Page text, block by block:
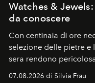
Watches &
da conoscere
Con centinaia di ore
selezione delle pietre
sera rendono
cognizione del tempo.
07.08.2026 di Silvia Frau